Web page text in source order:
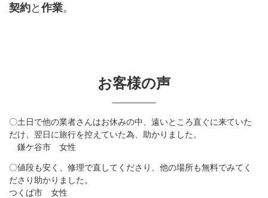
契約と作業。
お客様の声
〇土日で他の業者さんはお休みの中、遠いところ直ぐに来ていた
だけ、翌日に旅行を控えていた為、助かりました。
鎌ケ谷市 女性
〇値段も安く、修理で直してくださり、他の場所も無料でみてく
ださり助かりました。
つくば市 女性